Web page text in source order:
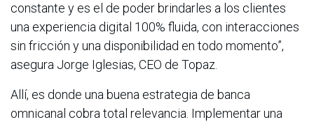
constante y es el de poder brindarles a los clientes
una experiencia digital 100% fluida, con interacciones
sin fricción y una disponibilidad en todo momento”,
asegura Jorge Iglesias, CEO de Topaz.
Allí, es donde una buena estrategia de banca
omnicanal cobra total relevancia. Implementar una